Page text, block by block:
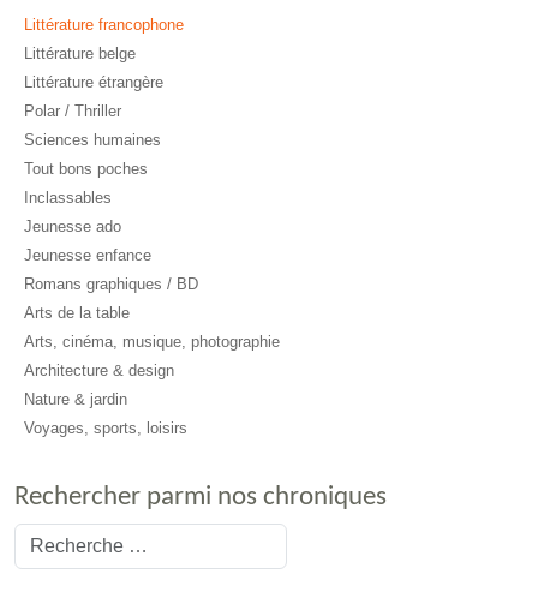
Littérature francophone
Littérature belge
Littérature étrangère
Polar / Thriller
Sciences humaines
Tout bons poches
Inclassables
Jeunesse ado
Jeunesse enfance
Romans graphiques / BD
Arts de la table
Arts, cinéma, musique, photographie
Architecture & design
Nature & jardin
Voyages, sports, loisirs
Rechercher parmi nos chroniques
Valider